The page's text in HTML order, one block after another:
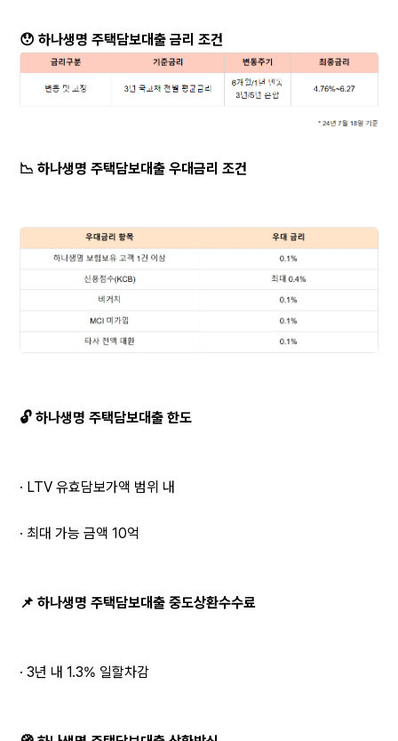
😯 하나생명 주택담보대출 금리 조건
📉 하나생명 주택담보대출 우대금리 조건
🔓 하나생명 주택담보대출 한도
· LTV 유효담보가액 범위 내
· 최대 가능 금액 10억
📌 하나생명 주택담보대출 중도상환수수료
· 3년 내 1.3% 일할차감